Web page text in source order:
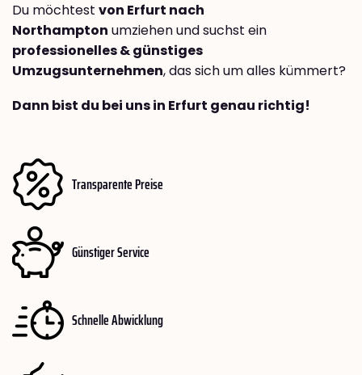
Du möchtest von Erfurt nach
Northampton umziehen und suchst ein
professionelles & günstiges
Umzugsunternehmen, das sich um alles kümmert?
Dann bist du bei uns in Erfurt genau richtig!
Transparente Preise
Günstiger Service
Schnelle Abwicklung